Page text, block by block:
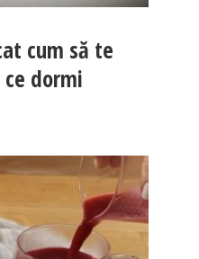
cum să te
dormi